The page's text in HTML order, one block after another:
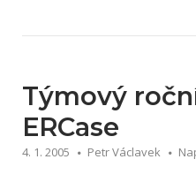
Týmový
ERCase
4. 1. 2005 Petr Václavek